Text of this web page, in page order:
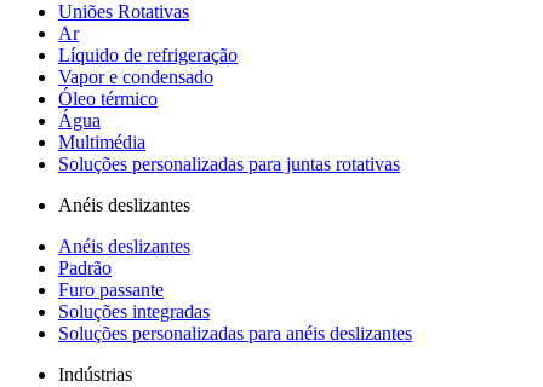
Uniões Rotativas
Ar
Líquido de refrigeração
Vapor e condensado
Óleo térmico
Água
Multimédia
Soluções personalizadas para juntas rotativas
Anéis deslizantes
Anéis deslizantes
Padrão
Furo passante
Soluções integradas
Soluções personalizadas para anéis deslizantes
Indústrias